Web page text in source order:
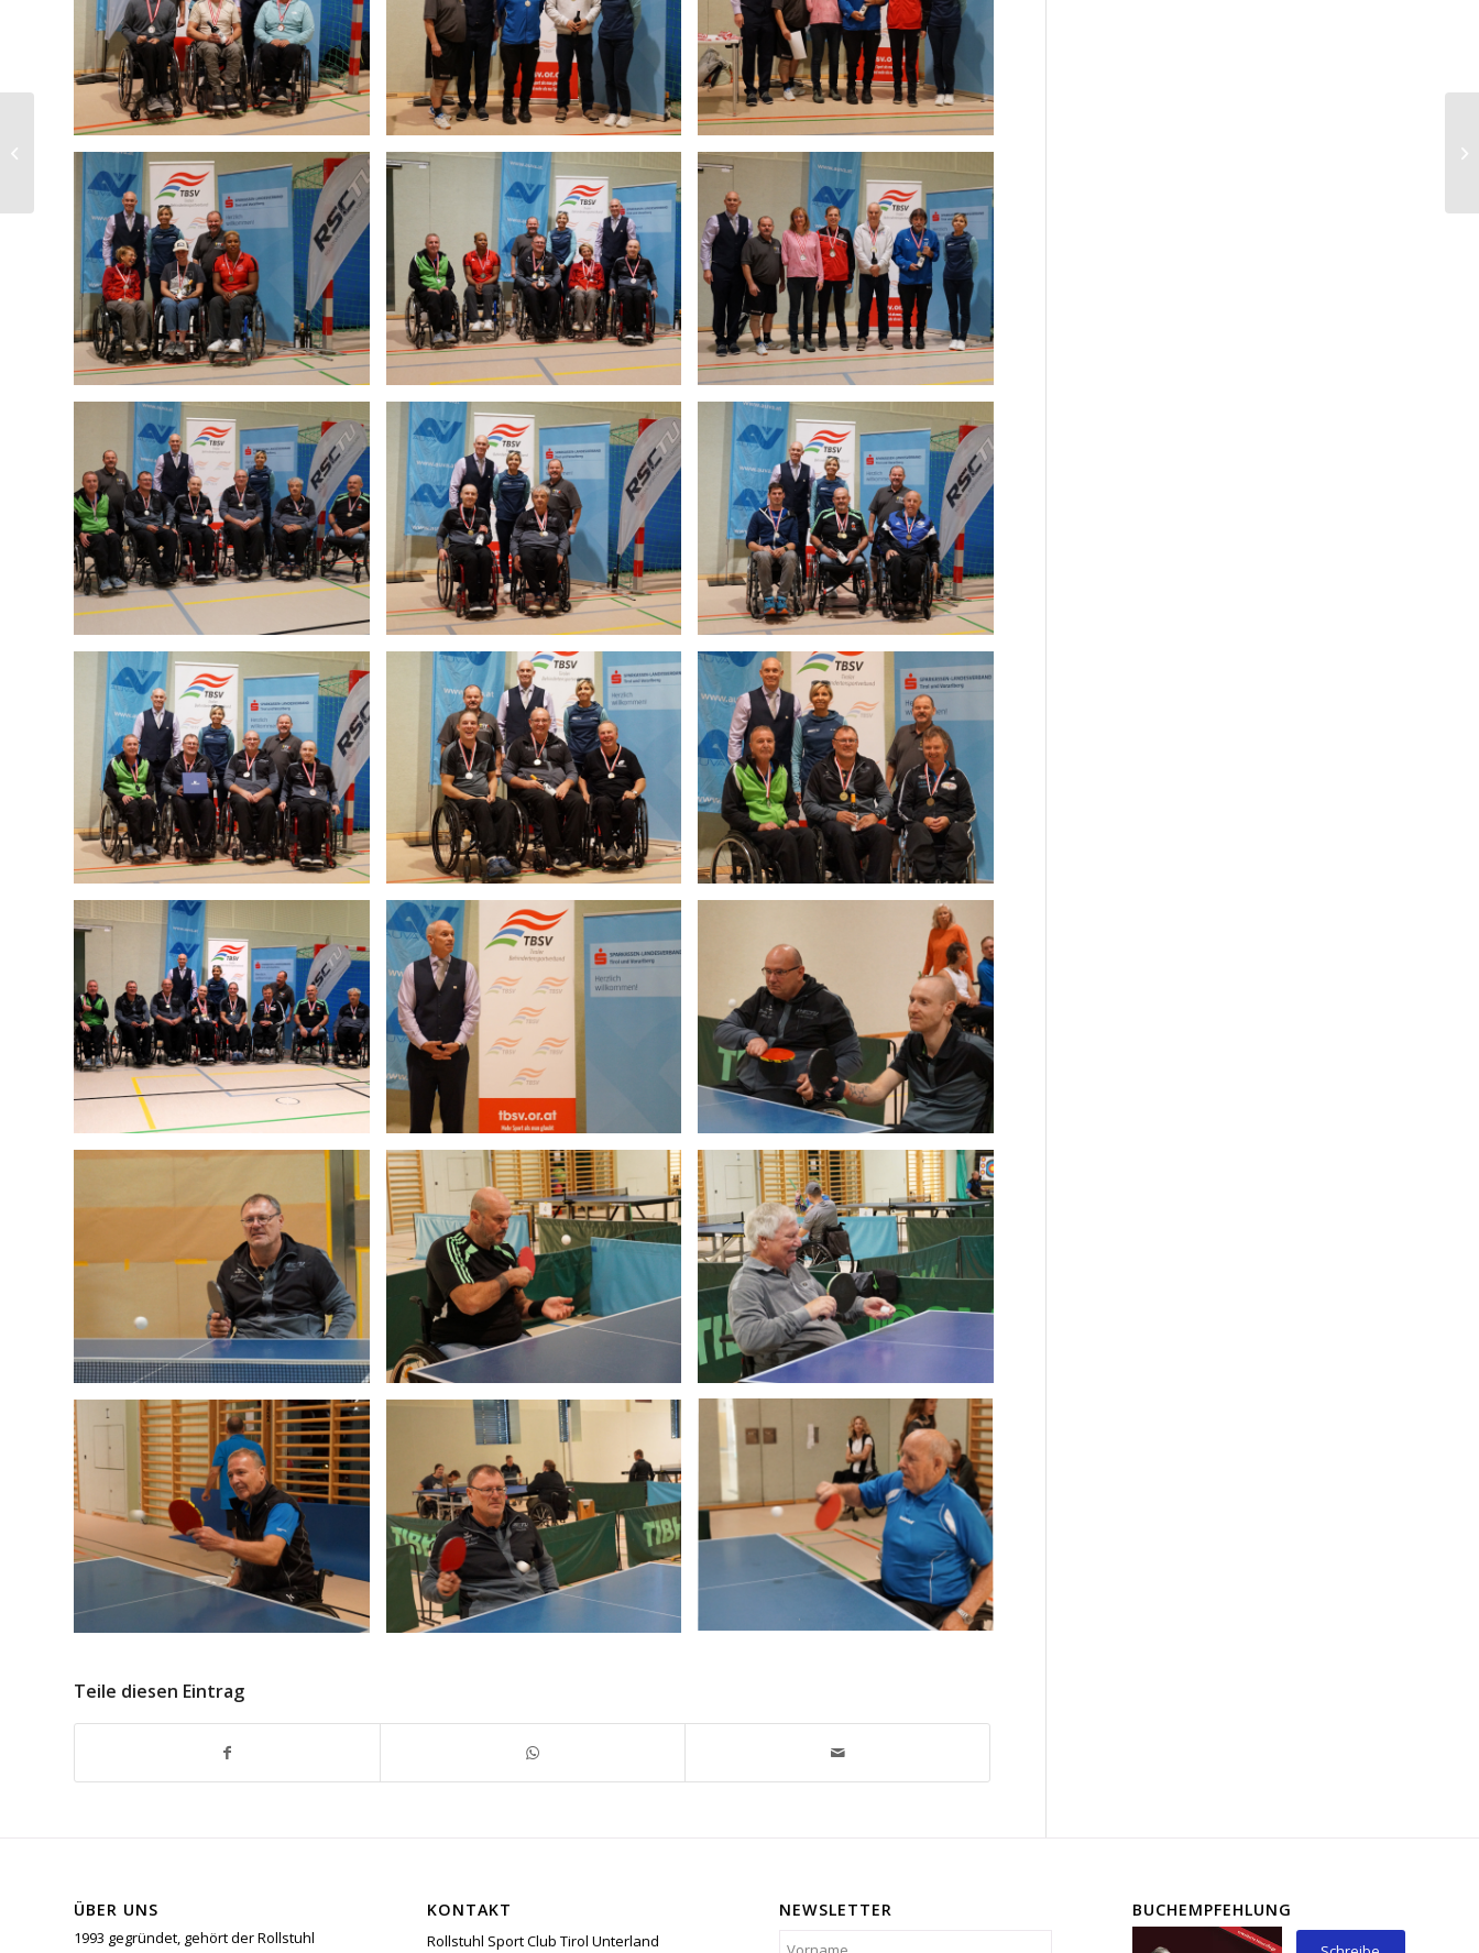
Teile diesen Eintrag
ÜBER UNS
1993 gegründet, gehört der Rollstuhl
KONTAKT
Rollstuhl Sport Club Tirol Unterland
NEWSLETTER BUCHEMPFEHLUNG
2. Bundesliga,
14.10.2023, Bayreuth